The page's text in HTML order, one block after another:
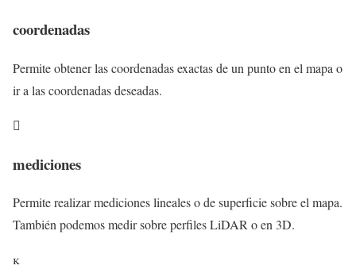
coordenadas
Permite obtener las coordenadas exactas de un punto en el mapa o
ir a las coordenadas deseadas.

mediciones
Permite realizar mediciones lineales o de superficie sobre el mapa.
También podemos medir sobre perfiles LiDAR o en 3D.
